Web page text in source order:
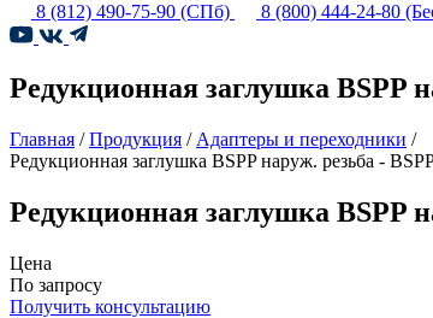
8 (812) 490-75-90 (СПб) 8 (800) 444-24-80
Редукционная заглушка BSPP
Главная /Продукция / Адаптеры и переходники /
Редукционная заглушка BSPP наруж. резьба -
Редукционная заглушка BSPP
Цена
По запросу
Получить консультацию